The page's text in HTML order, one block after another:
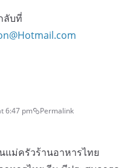
ลับที่
6:47 pm Permalink
แม่ครัวร้านอาหารไทย